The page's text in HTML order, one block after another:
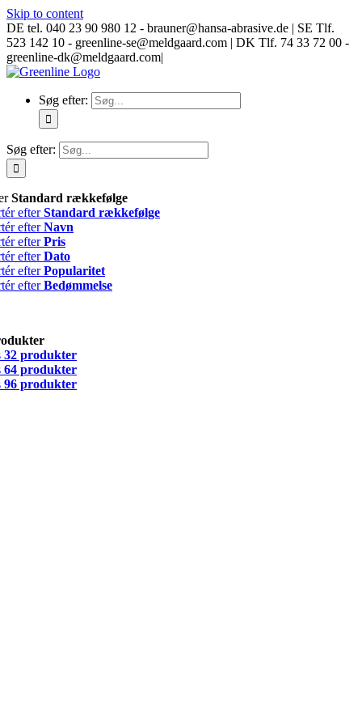
Skip to content
DE tel. 040 23 90 980 12 - brauner@hansa-abrasive.de | SE Tlf.
523 142 10 - greenline-se@meldgaard.com | DK Tlf. 74 33 72 00 -
greenline-dk@meldgaard.com|
Søg efter:
Søg efter:
Standard rækkefølge
efterStandard rækkefølge
efterNavn
efterPris
efterDato
efterPopularitet
efterBedømmelse
32 produkter
64 produkter
96 produkter